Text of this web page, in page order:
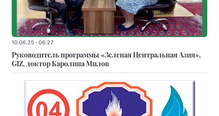
10.06.25 - 06:27
Руководитель программы «Зеленая Центральная Азия»,
GIZ, доктор Каролина Милов